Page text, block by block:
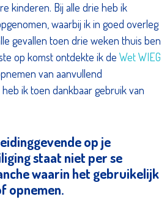
kinderen. Bij alle drie heb ik
waarbij ik in goed overleg
gevallen toen drie weken thuis ben
op komst ontdekte ik de Wet WIEG
van aanvullend
ik toen dankbaar gebruik van
op je
staat niet per se
waarin het gebruikelijk
opnemen.